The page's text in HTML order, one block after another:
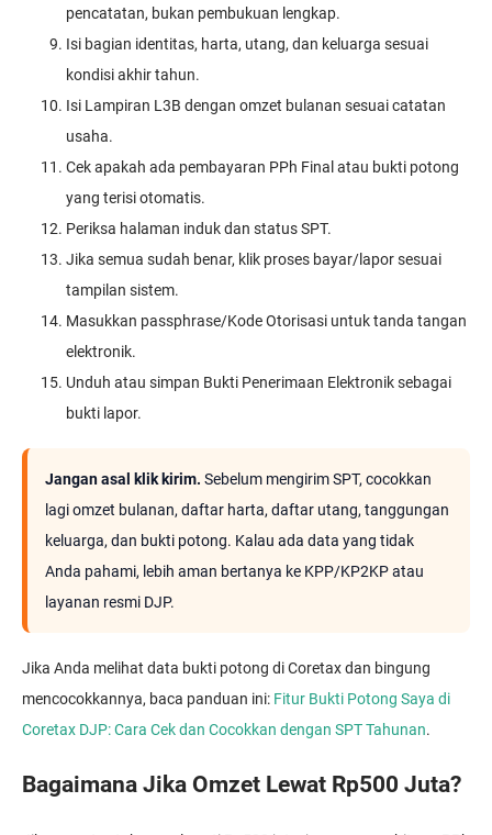
pencatatan, bukan pembukuan lengkap.
Isi bagian identitas, harta, utang, dan keluarga sesuai
kondisi akhir tahun.
Isi Lampiran L3B dengan omzet bulanan sesuai catatan
usaha.
Cek apakah ada pembayaran PPh Final atau bukti potong
yang terisi otomatis.
Periksa halaman induk dan status SPT.
Jika semua sudah benar, klik proses bayar/lapor sesuai
tampilan sistem.
Masukkan passphrase/Kode Otorisasi untuk tanda tangan
elektronik.
Unduh atau simpan Bukti Penerimaan Elektronik sebagai
bukti lapor.
Jangan asal klik kirim. Sebelum mengirim SPT, cocokkan
lagi omzet bulanan, daftar harta, daftar utang, tanggungan
keluarga, dan bukti potong. Kalau ada data yang tidak
Anda pahami, lebih aman bertanya ke KPP/KP2KP atau
layanan resmi DJP.
Jika Anda melihat data bukti potong di Coretax dan bingung
mencocokkannya, baca panduan ini: Fitur Bukti Potong Saya di
Coretax DJP: Cara Cek dan Cocokkan dengan SPT Tahunan.
Bagaimana Jika Omzet Lewat Rp500 Juta?